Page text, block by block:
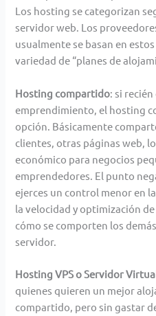
Los hosting se categorizan
servidor web. Los
usualmente se basan en
variedad de “planes de
Hosting compartido: si
emprendimiento, el hosting
opción. Básicamente
clientes, otras páginas web,
económico para negocios
emprendedores. El punto
ejerces un control menor en
la velocidad y optimización
cómo se comporten los
servidor.
Hosting VPS o Servidor
quienes quieren un mejor
compartido, pero sin gastar